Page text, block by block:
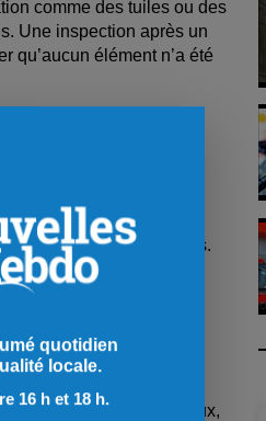
comme des tuiles ou des
Une inspection après un
qu’aucun élément n’a été
sur le toit. Leur
de lichens ou d’algues.
problèmes.
soulever les bardeaux,
quotidien
locale.
16 h et 18 h.